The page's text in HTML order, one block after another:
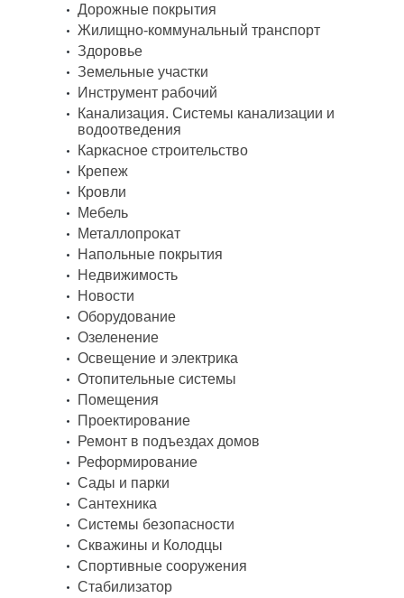
Дорожные покрытия
Жилищно-коммунальный транспорт
Здоровье
Земельные участки
Инструмент рабочий
Канализация. Системы канализации и
водоотведения
Каркасное строительство
Крепеж
Кровли
Мебель
Металлопрокат
Напольные покрытия
Недвижимость
Новости
Оборудование
Озеленение
Освещение и электрика
Отопительные системы
Помещения
Проектирование
Ремонт в подъездах домов
Реформирование
Сады и парки
Сантехника
Системы безопасности
Скважины и Колодцы
Спортивные сооружения
Стабилизатор